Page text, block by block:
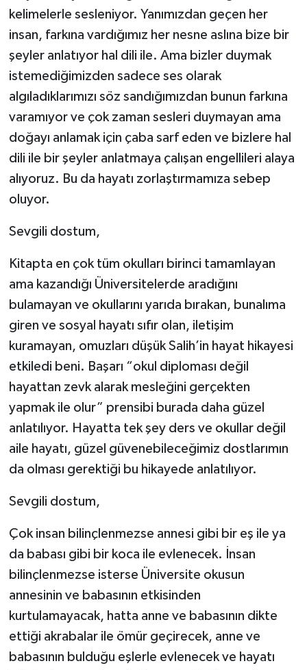
kelimelerle sesleniyor. Yanımızdan geçen her
insan, farkına vardığımız her nesne aslına bize bir
şeyler anlatıyor hal dili ile. Ama bizler duymak
istemediğimizden sadece ses olarak
algıladıklarımızı söz sandığımızdan bunun farkına
varamıyor ve çok zaman sesleri duymayan ama
doğayı anlamak için çaba sarf eden ve bizlere hal
dili ile bir şeyler anlatmaya çalışan engellileri alaya
alıyoruz. Bu da hayatı zorlaştırmamıza sebep
oluyor.
Sevgili dostum,
Kitapta en çok tüm okulları birinci tamamlayan
ama kazandığı Üniversitelerde aradığını
bulamayan ve okullarını yarıda bırakan, bunalıma
giren ve sosyal hayatı sıfır olan, iletişim
kuramayan, omuzları düşük Salih’in hayat hikayesi
etkiledi beni. Başarı “okul diploması değil
hayattan zevk alarak mesleğini gerçekten
yapmak ile olur” prensibi burada daha güzel
anlatılıyor. Hayatta tek şey ders ve okullar değil
aile hayatı, güzel güvenebileceğimiz dostlarımın
da olması gerektiği bu hikayede anlatılıyor.
Sevgili dostum,
Çok insan bilinçlenmezse annesi gibi bir eş ile ya
da babası gibi bir koca ile evlenecek. İnsan
bilinçlenmezse isterse Üniversite okusun
annesinin ve babasının etkisinden
kurtulamayacak, hatta anne ve babasının dikte
ettiği akrabalar ile ömür geçirecek, anne ve
babasının bulduğu eşlerle evlenecek ve hayatı